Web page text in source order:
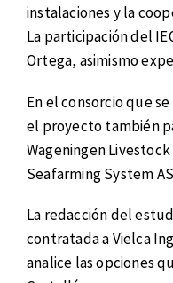
instalaciones y la
La participación del
Ortega, asimismo
En el consorcio que
el proyecto también
Wageningen Livestock
Seafarming System
La redacción del
contratada a Vielca
analice las opciones